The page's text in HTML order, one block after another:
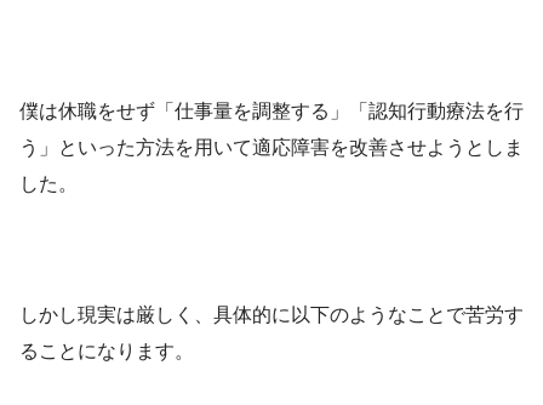
僕は休職をせず「仕事量を調整する」「認知行動療法を行
う」といった方法を用いて適応障害を改善させようとしま
した。
しかし現実は厳しく、具体的に以下のようなことで苦労す
ることになります。